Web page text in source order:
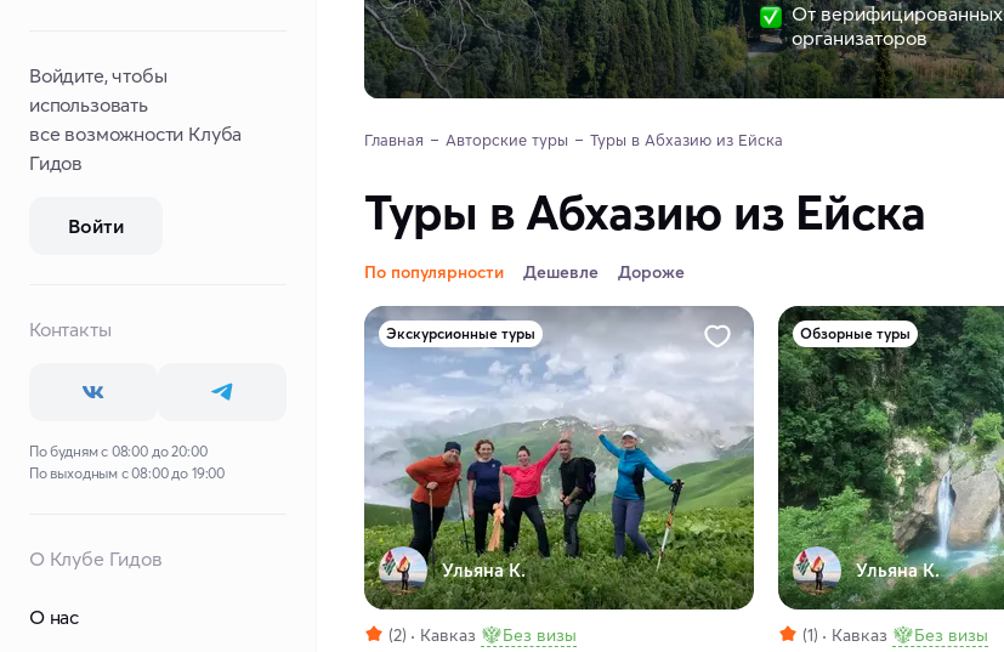
Войдите, чтобы
использовать
все возможности Клуба
Гидов
Войти
Контакты
По будням с 08:00 до 20:00
По выходным с 08:00 до 19:00
О Клубе Гидов
О нас
От верифицированных
организаторов
Главная Авторские туры Туры в Абхазию из Ейска
Туры в Абхазию из Ейска
По популярности Дешевле Дороже
Экскурсионные туры
Ульяна К.
(2) Кавказ Без визы
Обзорные туры
Ульяна К.
(1) Кавказ Без визы